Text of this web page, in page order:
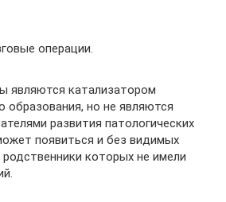
операции.
являются катализатором
образования, но не являются
развития патологических
появиться и без видимых
родственники которых не имели